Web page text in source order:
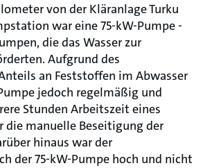
von der Kläranlage Turku
war eine 75-kW-Pumpe -
die das Wasser zur
Aufgrund des
an Feststoffen im Abwasser
jedoch regelmäßig und
Stunden Arbeitszeit eines
manuelle Beseitigung der
hinaus war der
der 75-kW-Pumpe hoch und nicht